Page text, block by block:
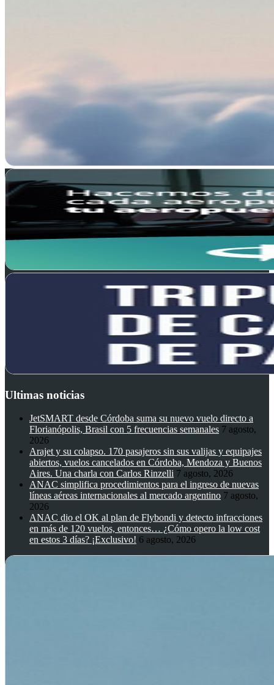
Ultimas noticias
JetSMART desde Córdoba suma su nuevo vuelo directo a
Florianópolis, Brasil con 5 frecuencias semanales 7 agosto,
2026
Arajet y su colapso. 170 pasajeros sin sus valijas y equipajes
abiertos, vuelos cancelados en Córdoba, Mendoza y Buenos
Aires. Una charla con Carlos Rinzelli 7 agosto, 2026
ANAC simplifica procedimientos para el ingreso de nuevas
líneas aéreas internacionales al mercado argentino 7 agosto,
2026
ANAC dio el OK al plan de Flybondi y detecto infracciones
en más de 120 vuelos, entonces… ¿Cómo opero la low cost
en estos 3 días? ¡Exclusivo! 6 agosto, 2026